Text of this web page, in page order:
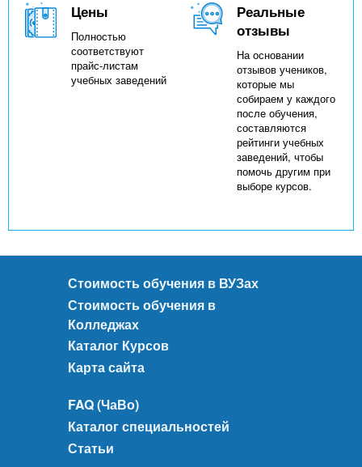
Цены
Полностью
соответствуют
прайс-листам
учебных заведений
Реальные
отзывы
На основании
отзывов учеников,
которые мы
собираем у каждого
после обучения,
составляются
рейтинги учебных
заведений, чтобы
помочь другим при
выборе курсов.
Стоимость обучения в ВУЗах
Стоимость обучения в
Колледжах
Каталог Курсов
Карта сайта
FAQ (ЧаВо)
Каталог специальностей
Статьи